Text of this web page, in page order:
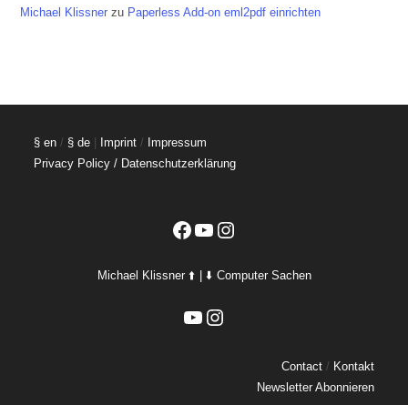
Michael Klissner zu Paperless Add-on eml2pdf einrichten
§ en / § de Imprint / Impressum
Privacy Policy / Datenschutzerklärung
Facebook
YouTubeInstagram
Michael Klissner ⬆️ | ⬇️ Computer Sachen
YouTubeInstagram
Contact/ Kontakt
Newsletter Abonnieren